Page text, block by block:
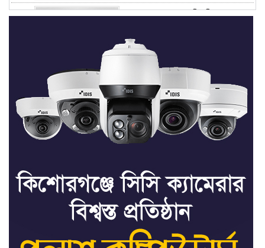
৪ মন্ত্রণালয়ে নতুন সচিব নিয়োগ, ২
শেখ হাসিনার সঙ্গে পালানোর ফ্লাইট
কীভাবে মিস করেছিলেন সালমান এফ
রহমান
৭
ভাত রান্নার সময় নরম হয়ে গেলে কী
করবেন
৮
মৃত্যুদণ্ড বাদ না দেওয়ায়
প্রত্যক্ষদর্শীদের তথ্য দেয়নি জাতিসংঘ:
ট্রাইব্যুনালকে প্রসিকিউটর
৯
তাড়াইলে রাউতি মানবসেবা ফাউন্ডেশনের
আয়োজনে কাফন-দাফন বিষয়ক বিশেষ